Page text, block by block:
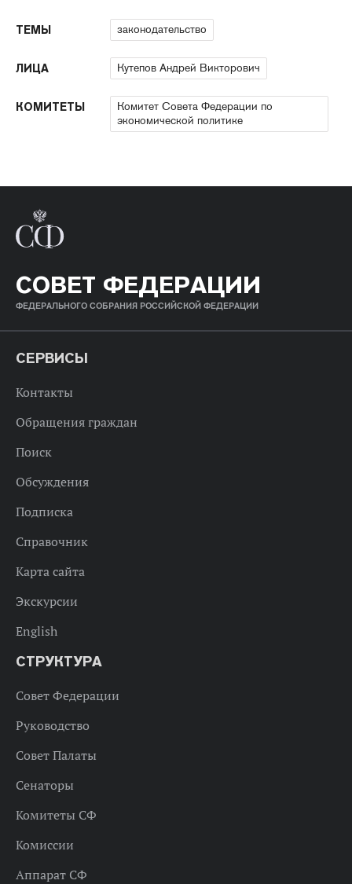
ТЕМЫ законодательство
ЛИЦА Кутепов Андрей Викторович
КОМИТЕТЫ
Комитет Совета Федерации по
экономической политике
СОВЕТ ФЕДЕРАЦИИ
ФЕДЕРАЛЬНОГО СОБРАНИЯ РОССИЙСКОЙ ФЕДЕРАЦИИ
СЕРВИСЫ
Контакты
Обращения граждан
Поиск
Обсуждения
Подписка
Справочник
Карта сайта
Экскурсии
English
СТРУКТУРА
Совет Федерации
Руководство
Совет Палаты
Сенаторы
Комитеты СФ
Комиссии
Аппарат СФ